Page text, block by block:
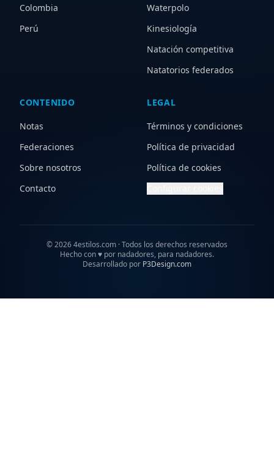
Colombia
Perú
Waterpolo
Kinesiología
Natación competitiva
Natatorios federados
CONTENIDO
Notas
Federaciones
Sobre nosotros
Contacto
LEGAL
Términos y condiciones
Política de privacidad
Política de cookies
©20264estilos.com · Todos los derechos reservados
Hecho con♥ por nadadores, para nadadores.
Desarrollado por P3Design.com